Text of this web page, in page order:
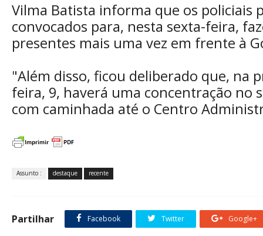
Vilma Batista informa que os policiais
convocados para, nesta sexta-feira,
presentes mais uma vez em frente à
"Além disso, ficou deliberado que, na
feira, 9, haverá uma concentração no
com caminhada até o Centro
Assunto : destaque recente
Partilhar Facebook Twitter Google+